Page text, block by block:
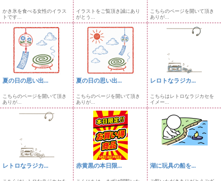
かき氷を食べる女性のイラス
トです...
イラストをご覧頂き誠にあり
がとう...
こちらのページを開いて頂き
ありが...
夏の日の思い出...
こちらのページを開いて頂き
ありが...
夏の日の思い出...
こちらのページを開いて頂き
ありが...
レロトなラジカ...
こちらはレトロなラジカセを
イメー...
レトロなラジカ... 赤黄黒の本日限... 湖に玩具の船を...